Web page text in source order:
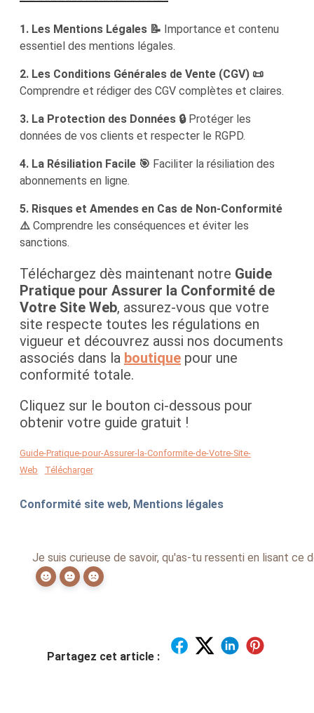
1. Les Mentions Légales 📝 Importance et contenu
essentiel des mentions légales.
2. Les Conditions Générales de Vente (CGV) 📜
Comprendre et rédiger des CGV complètes et claires.
3. La Protection des Données 🔒Protéger les
données de vos clients et respecter le RGPD.
4. La Résiliation Facile 🎯 Faciliter la résiliation des
abonnements en ligne.
5. Risques et Amendes en Cas de Non-Conformité
⚠️ Comprendre les conséquences et éviter les
sanctions.
Téléchargez dès maintenant notre Guide
Pratique pour Assurer la Conformité de
Votre Site Web, assurez-vous que votre
site respecte toutes les régulations en
vigueur et découvrez aussi nos documents
associés dans la boutique pour une
conformité totale.
Cliquez sur le bouton ci-dessous pour
obtenir votre guide gratuit !
Guide-Pratique-pour-Assurer-la-Conformite-de-Votre-Site-
Web
Télécharger
Conformité site web, Mentions légales
Je suis curieuse de savoir, qu'as-tu ressenti en lisant ce
Partagez cet article :